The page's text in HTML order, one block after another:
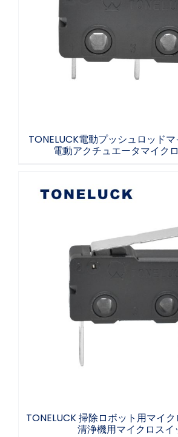
TONELUCK電動プッシュロッド
ッチ電動アクチュエータマイ
TONELUCK電動プッシュロッド
電動アクチュエータマイク
TONELUCK 掃除ロボット用マイ
空気清浄機用マイクロス
TONELUCK 掃除ロボット用マイ
清浄機用マイクロスイ